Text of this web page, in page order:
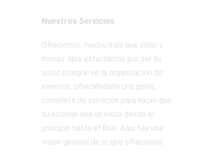
Nuestros Servicios
Ofrecemos mucho más que sillas y
mesas. Nos esforzamos por ser tu
socio integral en la organización de
eventos, ofreciéndote una gama
completa de servicios para hacer que
tu ocasión sea un éxito desde el
principio hasta el final. Aquí hay una
visión general de lo que ofrecemos: